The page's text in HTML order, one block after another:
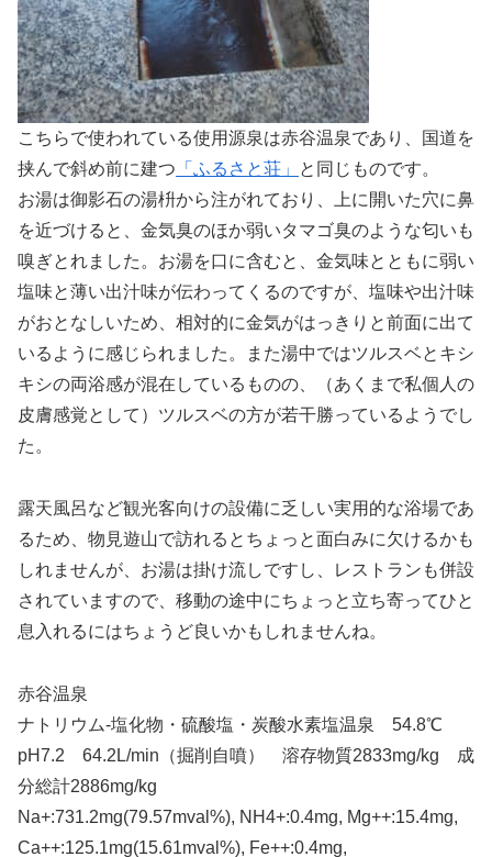
こちらで使われている使用源泉は赤谷温泉であり、国道を
挟んで斜め前に建つ 「ふるさと荘」
と同じものです。
お湯は御影石の湯枡から注がれており、上に開いた穴に鼻
を近づけると、金気臭のほか弱いタマゴ臭のような匂いも
嗅ぎとれました。お湯を口に含むと、金気味とともに弱い
塩味と薄い出汁味が伝わってくるのですが、塩味や出汁味
がおとなしいため、相対的に金気がはっきりと前面に出て
いるように感じられました。また湯中ではツルスベとキシ
キシの両浴感が混在しているものの、（あくまで私個人の
皮膚感覚として）ツルスベの方が若干勝っているようでし
た。
露天風呂など観光客向けの設備に乏しい実用的な浴場であ
るため、物見遊山で訪れるとちょっと面白みに欠けるかも
しれませんが、お湯は掛け流しですし、レストランも併設
されていますので、移動の途中にちょっと立ち寄ってひと
息入れるにはちょうど良いかもしれませんね。
赤谷温泉
ナトリウム-塩化物・硫酸塩・炭酸水素塩温泉 54.8℃
pH7.2 64.2L/min（掘削自噴） 溶存物質2833mg/kg 成
分総計2886mg/kg
Na+:731.2mg(79.57mval%), NH4+:0.4mg, Mg++:15.4mg,
Ca++:125.1mg(15.61mval%), Fe++:0.4mg,